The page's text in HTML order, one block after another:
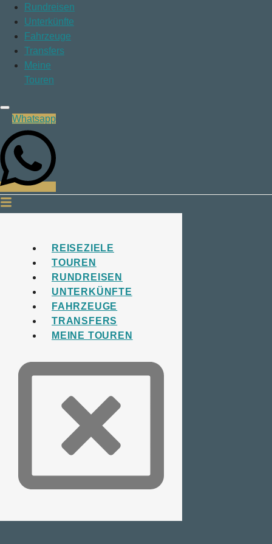
Rundreisen
Unterkünfte
Fahrzeuge
Transfers
Meine
Touren
Whatsapp
REISEZIELE
TOUREN
RUNDREISEN
UNTERKÜNFTE
FAHRZEUGE
TRANSFERS
MEINE TOUREN